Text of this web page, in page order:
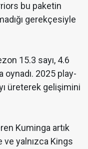
bu paketin
gerekçesiyle
15.3 sayı, 4.6
oynadı. 2025 play-
üreterek gelişimini
Kuminga artık
ve yalnızca Kings